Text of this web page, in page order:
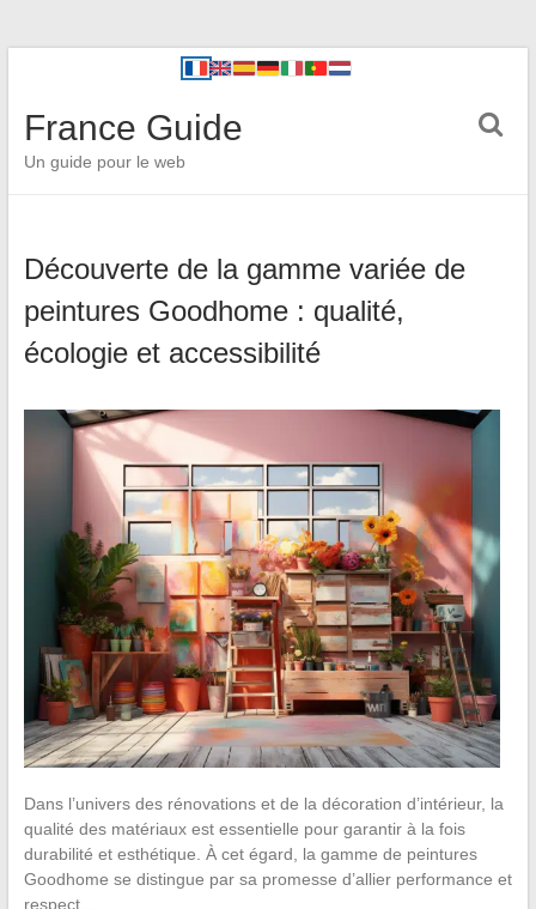
France Guide
Un guide pour le web
Découverte de la gamme variée de
peintures Goodhome : qualité,
écologie et accessibilité
Dans l’univers des rénovations et de la décoration d’intérieur, la
qualité des matériaux est essentielle pour garantir à la fois
durabilité et esthétique. À cet égard, la gamme de peintures
Goodhome se distingue par sa promesse d’allier performance et
respect…